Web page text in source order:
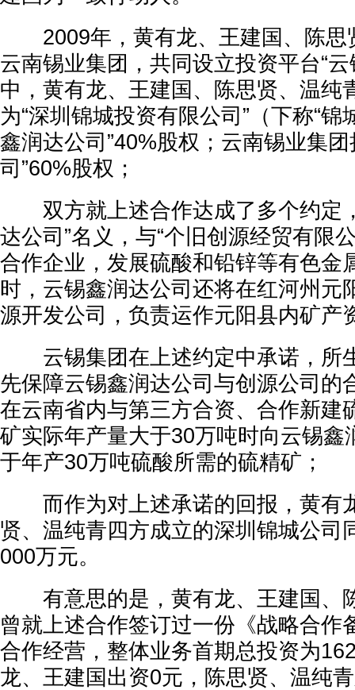
2009年，黄有龙、王建国、陈思
云南锡业集团，共同设立投资平台“
中，黄有龙、王建国、陈思贤、温纯
为“深圳锦城投资有限公司”（下称“锦
鑫润达公司”40%股权；云南锡业集
司”60%股权；
双方就上述合作达成了多个约定
达公司”名义，与“个旧创源经贸有限
合作企业，发展硫酸和铅锌等有色金
时，云锡鑫润达公司还将在红河州元
源开发公司，负责运作元阳县内矿产
云锡集团在上述约定中承诺，所
先保障云锡鑫润达公司与创源公司的
在云南省内与第三方合资、合作新建
矿实际年产量大于30万吨时向云锡鑫
于年产30万吨硫酸所需的硫精矿；
而作为对上述承诺的回报，黄有
贤、温纯青四方成立的深圳锦城公司
000万元。
有意思的是，黄有龙、王建国、
曾就上述合作签订过一份《战略合作
合作经营，整体业务首期总投资为
龙、王建国出资0元，陈思贤、温纯